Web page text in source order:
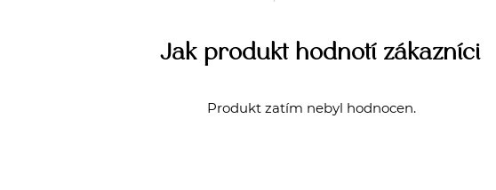
Jak produkt hodnotí zákazníci
Produkt zatím nebyl hodnocen.